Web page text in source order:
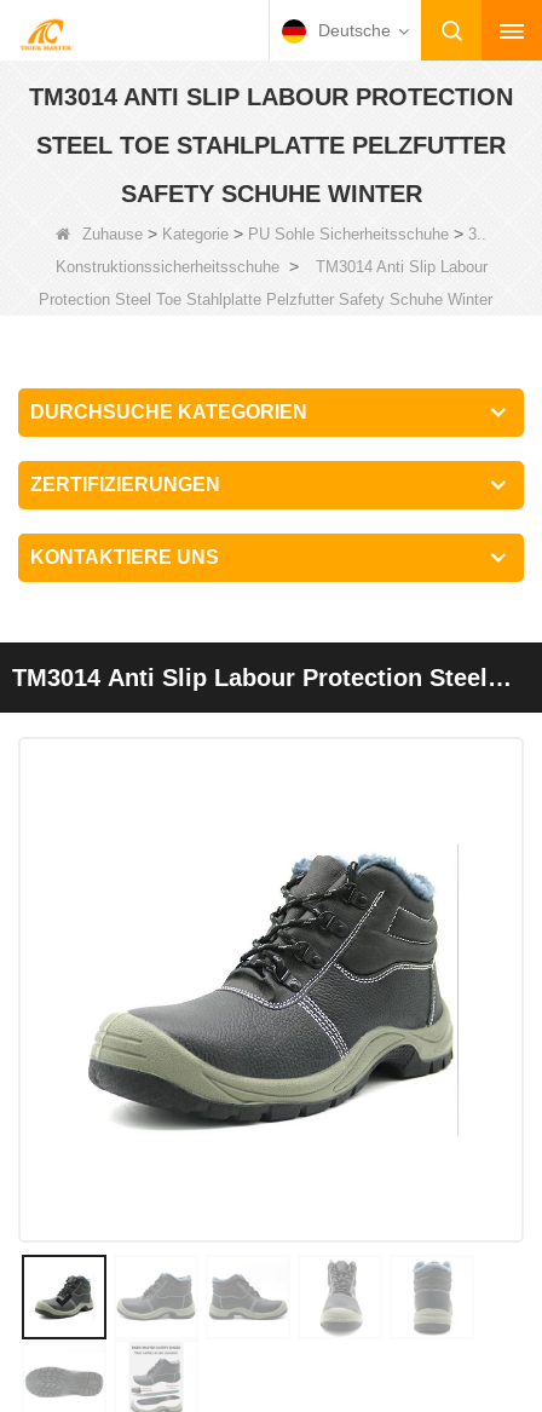
Deutsche
TM3014 ANTI SLIP LABOUR PROTECTION
STEEL TOE STAHLPLATTE PELZFUTTER
SAFETY SCHUHE WINTER
Zuhause > Kategorie > PU Sohle Sicherheitsschuhe > 3..
Konstruktionssicherheitsschuhe>
TM3014 Anti Slip Labour
Protection Steel Toe Stahlplatte Pelzfutter Safety Schuhe Winter
DURCHSUCHE KATEGORIEN
ZERTIFIZIERUNGEN
KONTAKTIERE UNS
TM3014 Anti Slip Labour Protection Steel